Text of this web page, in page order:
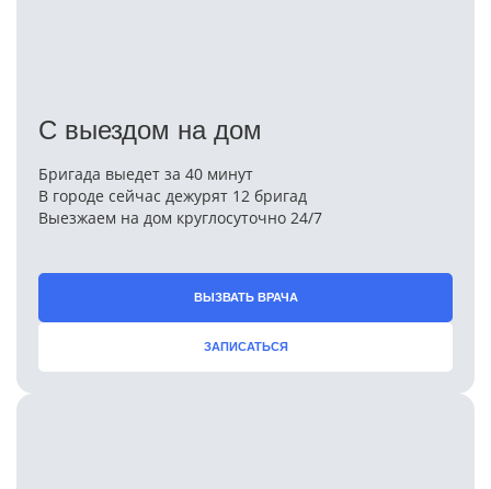
С выездом на дом
Бригада выедет за 40 минут
В городе сейчас дежурят 12 бригад
Выезжаем на дом круглосуточно 24/7
ВЫЗВАТЬ ВРАЧА
ЗАПИСАТЬСЯ